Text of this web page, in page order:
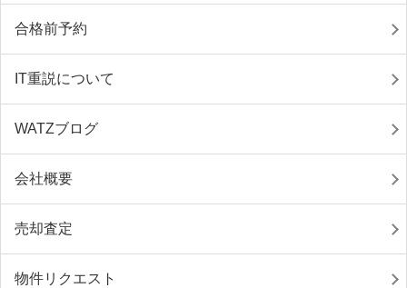
合格前予約
IT重説について
WATZブログ
会社概要
売却査定
物件リクエスト